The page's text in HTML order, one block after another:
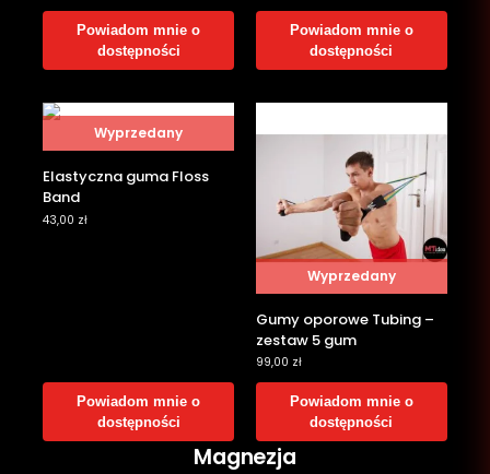
Powiadom mnie o
dostępności
Powiadom mnie o
dostępności
Wyprzedany
Elastyczna guma Floss
Band
43,00 zł
Powiadom mnie o
dostępności
Wyprzedany
Gumy oporowe Tubing –
zestaw 5 gum
99,00 zł
Powiadom mnie o
dostępności
Magnezja